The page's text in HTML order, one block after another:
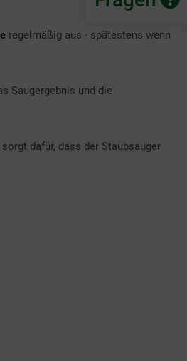
regelmäßig aus - spätestens wenn
Saugergebnis und die
dafür, dass der Staubsauger